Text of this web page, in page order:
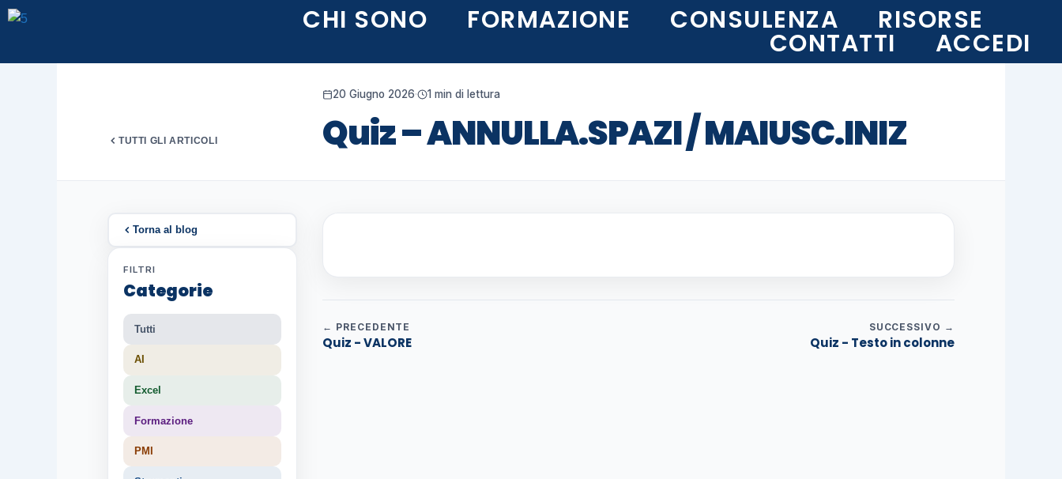
Vai
CHI SONO FORMAZIONE CONSULENZA RISORSE
CONTATTI ACCEDI
TUTTI GLI ARTICOLI
20 Giugno 2026· 1 min di lettura
Quiz – ANNULLA.SPAZI / MAIUSC.INIZ
Torna al blog
FILTRI
Categorie
Tutti
AI
Excel
Formazione
PMI
← PRECEDENTE
Quiz - VALORE
SUCCESSIVO →
Quiz - Testo in colonne